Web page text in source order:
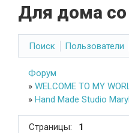
Для дома
Поиск Пользователи
Форум
» WELCOME TO MY
» Hand Made Studio
Страницы: 1